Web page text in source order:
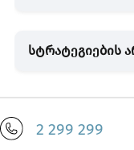
სტრატეგიების
2 299 299